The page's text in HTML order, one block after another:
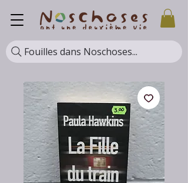
Fouilles dans Noschoses...